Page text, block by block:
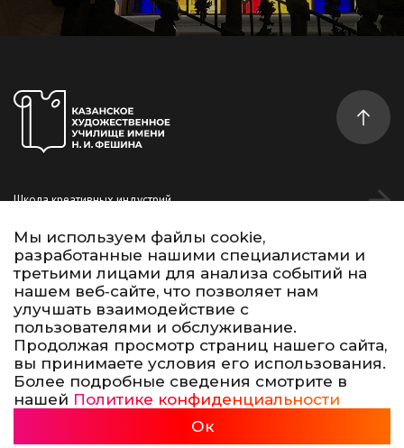
Мы используем файлы cookie,
разработанные нашими специалистами и
третьими лицами для анализа событий на
нашем веб‑сайте, что позволяет нам
улучшать взаимодействие с
пользователями и обслуживание.
Продолжая просмотр страниц нашего сайта,
вы принимаете условия его использования.
Более подробные сведения смотрите в
нашей Политике конфиденциальности
Ок
Школа креативных индустрий
Студентам
Дополнительное образование
Vk Telegram YouTube
Условия использования материалов сайта
Политика конфиденциальности
Сделано в 500na700
Казанское художественное училище, 2026